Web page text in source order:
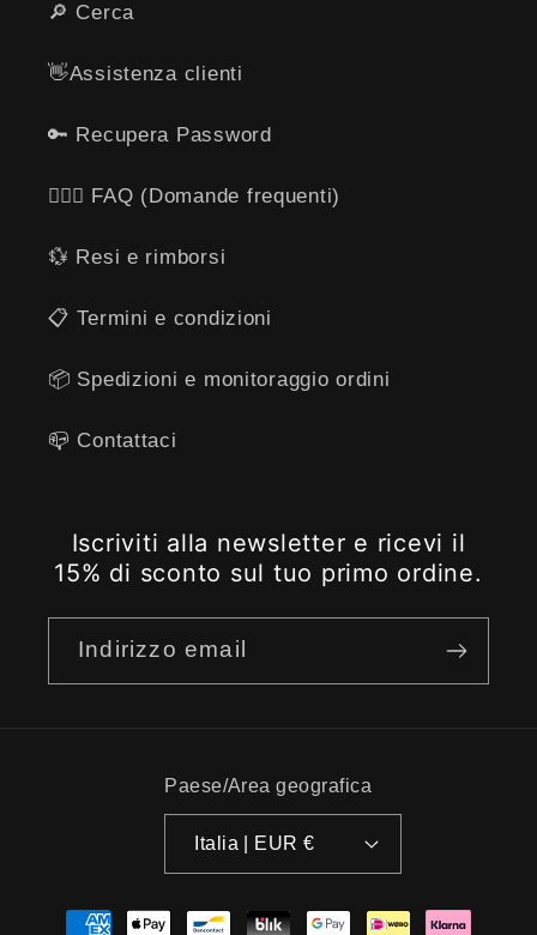
🔎 Cerca
👋​Assistenza clienti
🔑 Recupera Password
🙋🏻‍♂️ FAQ (Domande frequenti)
💱 Resi e rimborsi
​📋​ Termini e condizioni
📦 Spedizioni e monitoraggio ordini
📪 ​​Contattaci
Iscriviti alla newsletter e ricevi il
15% di sconto sul tuo primo ordine.
Indirizzo email
Paese/Area geografica
Italia | EUR €
Metodi